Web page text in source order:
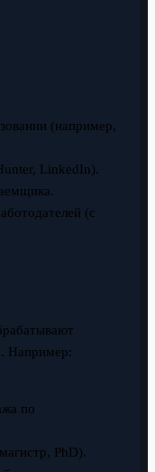
(например,
LinkedIn).
(с
Например:
по
PhD).